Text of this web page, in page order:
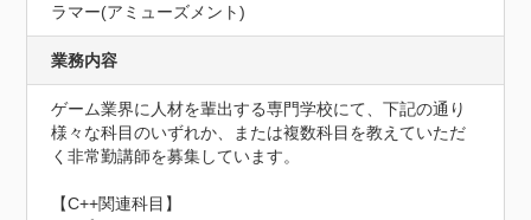
ラマー(アミューズメント)
業務内容
ゲーム業界に人材を輩出する専門学校にて、下記の通り
様々な科目のいずれか、または複数科目を教えていただ
く非常勤講師を募集しています。
【C++関連科目】